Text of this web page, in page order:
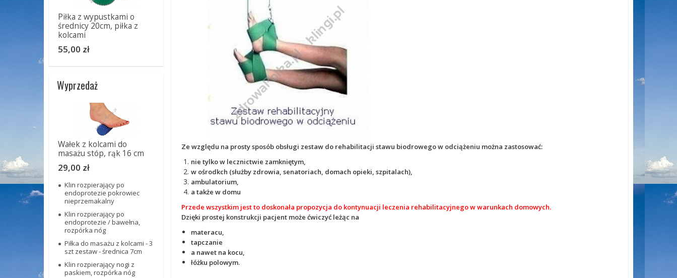
Ze względu na prosty sposób obsługi zestaw do rehabilitacji stawu biodrowego w odciążeniu można zastosować:
nie tylko w lecznictwie zamkniętym,
w ośrodkch (służby zdrowia, senatoriach, domach opieki, szpitalach),
ambulatorium,
a także w domu
Przede wszystkim jest to doskonała propozycja do kontynuacji leczenia rehabilitacyjnego w warunkach domowych.
Dzięki prostej konstrukcji pacjent może ćwiczyć leżąc na
materacu,
tapczanie
a nawet na kocu,
łóżku polowym.
Piłka z wypustkami o
średnicy 20cm, piłka z
kolcami
55,00 zł
Wyprzedaż
Wałek z kolcami do
masażu stóp, rąk 16 cm
29,00 zł
Klin rozpierający po
endoprotezie pokrowiec
nieprzemakalny
Klin rozpierający po
endoprotezie / bawełna,
rozpórka nóg
Piłka do masażu z kolcami - 3
szt zestaw - średnica 7cm
Klin rozpierający nogi z
paskiem, rozpórka nóg